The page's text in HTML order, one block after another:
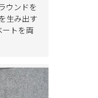
ウンドを
生み出す
ートを両